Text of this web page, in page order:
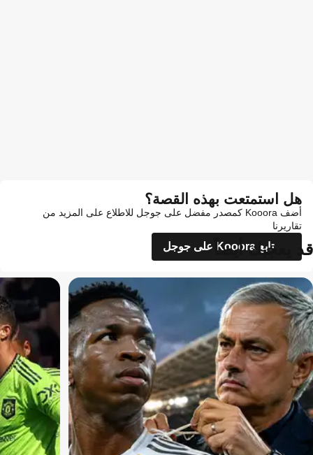
هل استمتعت بهذه القصة؟
أضف Kooora كمصدر مفضل على جوجل للاطلاع على المزيد من
تقاريرنا
تابع Kooora على جوجل
قد يعجبك أيضاً